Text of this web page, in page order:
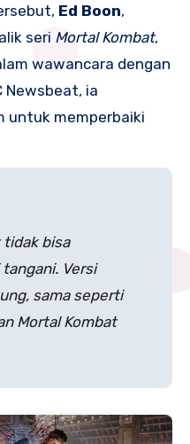
Ed Boon,
seri Mortal Kombat,
wawancara dengan
Newsbeat, ia
untuk memperbaiki
tidak bisa
Versi
sama seperti
Mortal Kombat